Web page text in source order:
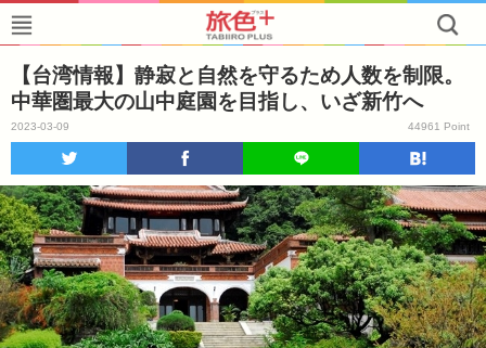
【台湾情報】静寂と自然を守るため人数を制限。
中華圏最大の山中庭園を目指し、いざ新竹へ
2023-03-09 44961 Point